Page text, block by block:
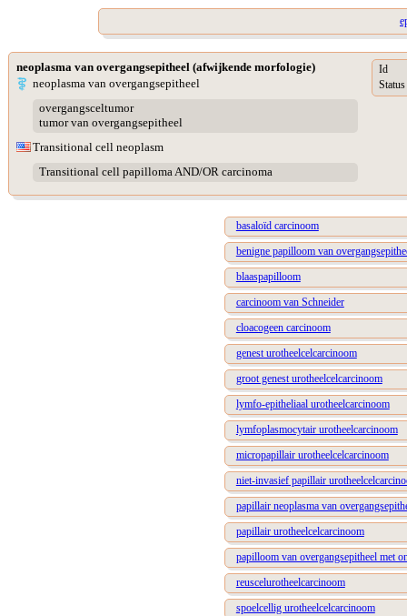
neoplasma van overgangsepitheel (afwijkende morfologie)
neoplasma van overgangsepitheel
overgangsceltumor
tumor van overgangsepitheel
Transitional cell neoplasm
Transitional cell papilloma AND/OR carcinoma
Id
Status
basaloïd carcinoom
benigne papilloom van
blaaspapilloom
carcinoom van Schneider
cloacogeen carcinoom
genest urotheelcelcarcinoom
groot genest urotheelcelcarcinoom
lymfo-epitheliaal urotheelcarcinoom
lymfoplasmocytair urotheelcarcinoom
micropapillair urotheelcelcarcinoom
niet-invasief papillair
papillair neoplasma van
papillair urotheelcelcarcinoom
papilloom van overgangsepitheel met
reuscelurotheelcarcinoom
spoelcellig urotheelcelcarcinoom